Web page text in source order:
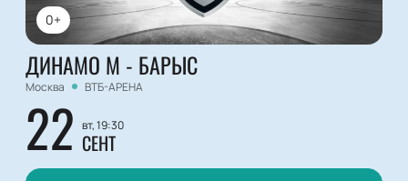
0+
ДИНАМО М - БАРЫС
Москва ВТБ-АРЕНА
22 вт, 19:30
СЕНТ